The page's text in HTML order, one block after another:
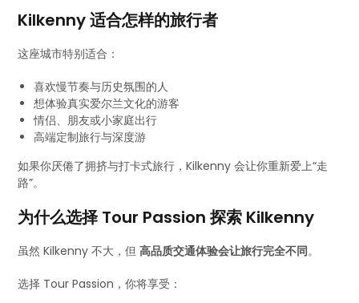
Kilkenny 适合怎样的旅行者
这座城市特别适合：
喜欢慢节奏与历史氛围的人
想体验真实爱尔兰文化的游客
情侣、朋友或小家庭出行
高端定制旅行与深度游
如果你厌倦了拥挤与打卡式旅行，Kilkenny 会让你重新爱上“走
路”。
为什么选择 Tour Passion 探索 Kilkenny
虽然 Kilkenny 不大，但高品质交通体验会让旅行完全不同。
选择 Tour Passion，你将享受：